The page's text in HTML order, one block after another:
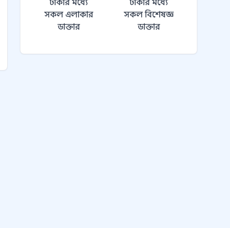
ঢাকার মধ্যে
সকল এলাকার
ডাক্তার
ঢাকার মধ্যে
সকল বিশেষজ্ঞ
ডাক্তার